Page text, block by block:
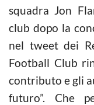
squadra Jon
club dopo la
nel tweet dei
Football Club
contributo e gli
futuro”. Che